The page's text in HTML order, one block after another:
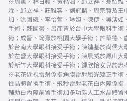
霖、邱立祥、莊雅容、劉冠麟、周宗賢及
加、洪國磯、李怡萱、琳妲、陳伊、吳淡
手術；蘇國豪、呂彥青於台中大學眼科手
術；成晉、筠熹於桃園大學手術；許華德
於台南大學眼科接受手術；陳鏞基於尚儒
於左營大學眼科接受手術；陳晨威於鳳山
於新竹大學眼科接受手術；鍾欣怡女兒於忠
※老花近視雷射係指角膜雷射屈光矯正手術
性晶體置換手術、飛秒雷射老花白內障係
輔助白內障前置手術加多功能人工水晶體